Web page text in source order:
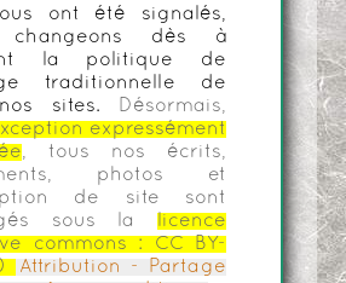
ont été signalés,
changeons dès à
la politique de
traditionnelle de
sites.
Désormais,
expressément
, tous nos écrits,
photos et
de site sont
sous la
licence
commons :
CC BY-
Attribution - Partage